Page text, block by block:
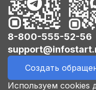
8-800-555-52-56
Создать
Используем cookies